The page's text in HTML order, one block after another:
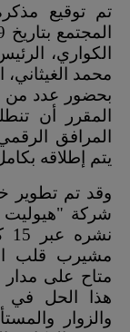
تم توقيع
الكواري،
محمد
بحضور عدد من
المقرر أن
يتم إطلاقه بكامل
وقد تم تطوير
مشيرب قلب
متاح على مدار
هذا الحل في
والزوار